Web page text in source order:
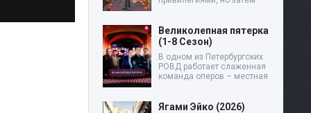
Великолепная пятерка
(1-8 Сезон)
В одном из Петербургских
РОВД работает слаженная
команда оперов – местная
Ягами Эйко (2026)